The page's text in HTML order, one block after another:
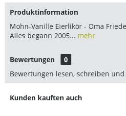
Produktinformation
Mohn-Vanille Eierlikör - Oma
Alles begann 2005... mehr
Bewertungen
0
Bewertungen lesen, schreiben
Kunden kauften auch